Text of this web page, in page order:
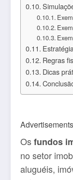
Regras
Dicas
Advertisements
Osfundos
no setor
aluguéis,